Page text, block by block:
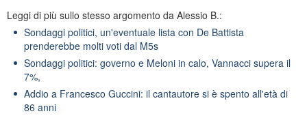
Leggi di più sullo stesso argomento da Alessio B.:
Sondaggi politici, un'eventuale lista con De Battista
prenderebbe molti voti dal M5s
Sondaggi politici: governo e Meloni in calo, Vannacci supera il
7%,
Addio a Francesco Guccini: il cantautore si è spento all'età di
86 anni